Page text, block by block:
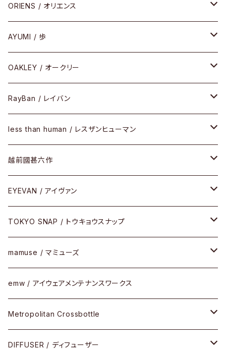
COMBI （コンビシリーズ）
PREMIUM（プレミアムシリーズ）
PLASTIC（プラスティックシリーズ）
SIRMONT（サーモントシリーズ）
SUNSHIFT
ケア用品
コンビ
セル
コンビ
セル
メタル
コンビ
ORIENS / オリエンス
セルフレーム
メタルフレーム
その他
AYUMI / 歩
セルフレーム
OAKLEY / オークリー
メガネフレーム
サングラス
Frogskins(フロッグスキン )
Latch(ラッチ)
限定モデル
その他
修理
小物
RayBan / レイバン
メガネフレーム
サングラス
その他
less than human / レスザンヒューマン
メガネフレーム
サングラス
その他
越前國甚六作
セルフレーム
メタルフレーム
コンビフレーム
EYEVAN / アイヴァン
メガネ
サングラス
その他
TOKYO SNAP / トウキョウスナップ
セルフレーム
メタルフレーム
コンビネーション
mamuse / マミューズ
セル
メタル
コンビ
emw / アイウェアメンテナンスワークス
Metropolitan Crossbottle
30cm×30cm
DIFFUSER / ディフューザー